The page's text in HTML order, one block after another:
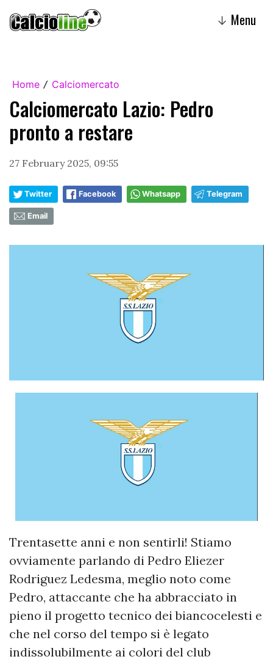
↓ Menu
Home / Calciomercato
Calciomercato Lazio: Pedro
pronto a restare
27 February 2025, 09:55
Twitter Facebook Whatsapp Telegram
Email
Trentasette anni e non sentirli! Stiamo
ovviamente parlando di Pedro Eliezer
Rodriguez Ledesma, meglio noto come
Pedro, attaccante che ha abbracciato in
pieno il progetto tecnico dei biancocelesti e
che nel corso del tempo si è legato
indissolubilmente ai colori del club